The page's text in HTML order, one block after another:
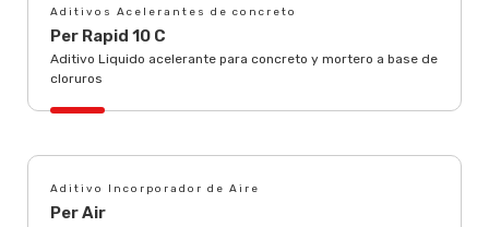
Aditivos Acelerantes de concreto
Per Rapid 10 C
Aditivo Liquido acelerante para concreto y mortero a base de
cloruros
Aditivo Incorporador de Aire
Per Air